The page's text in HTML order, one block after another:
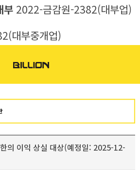
부 2022-금감원-2382(대부업)
대부중개업)
의 이익 상실 대상(예정일: 2025-12-